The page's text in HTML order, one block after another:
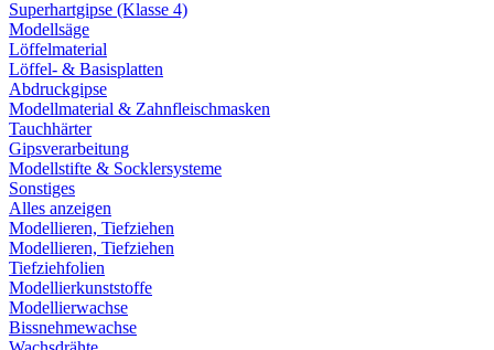
Superhartgipse (Klasse 4)
Modellsäge
Löffelmaterial
Löffel- & Basisplatten
Abdruckgipse
Modellmaterial & Zahnfleischmasken
Tauchhärter
Gipsverarbeitung
Modellstifte & Socklersysteme
Sonstiges
Alles anzeigen
Modellieren, Tiefziehen
Modellieren, Tiefziehen
Tiefziehfolien
Modellierkunststoffe
Modellierwachse
Bissnehmewachse